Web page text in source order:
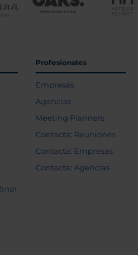
Profesionales
Empresas
Agencias
Meeting Planners
Contacta: Reuniones
Contacta: Empresas
Contacta: Agencias